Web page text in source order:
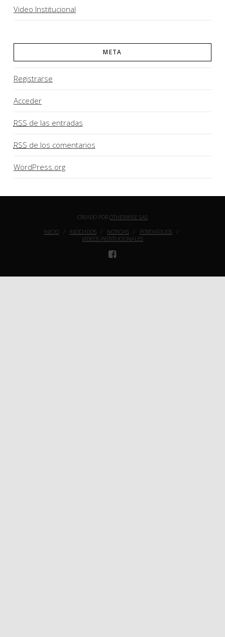
Video Institucional
META
Registrarse
Acceder
RSS de las entradas
RSS de los comentarios
WordPress.org
CREADO POR OTHERWISE SAS
INICIO
ASOCIADOS NOTICIAS
PORTAFOLIOS
VIDEOS INSTITUCIONALES